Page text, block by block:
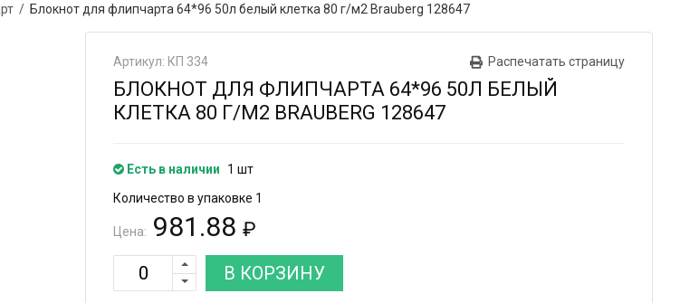
/ Блокнот для флипчарта 64*96 50л белый клетка 80 г/м2 Brauberg 128647
Распечатать страницу
Артикул: КП 334
БЛОКНОТ ДЛЯ ФЛИПЧАРТА 64*96 50Л БЕЛЫЙ
КЛЕТКА 80 Г/М2 BRAUBERG 128647
Есть в наличии
1 шт
Количество в упаковке 1
Цена: 981.88 ₽
В КОРЗИНУ